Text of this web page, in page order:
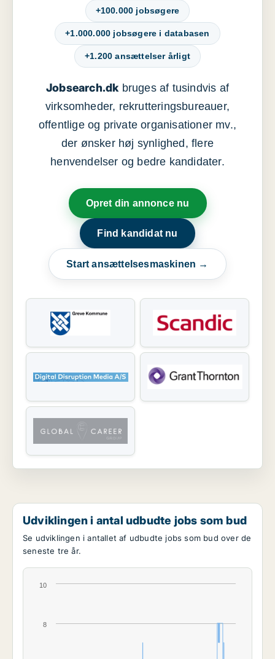
+100.000 jobsøgere
+1.000.000 jobsøgere i databasen
+1.200 ansættelser årligt
Jobsearch.dkbruges af tusindvis af
virksomheder, rekrutteringsbureauer,
offentlige og private organisationer mv.,
der ønsker høj synlighed, flere
henvendelser og bedre kandidater.
Opret din annonce nu
Find kandidat nu
Start ansættelsesmaskinen →
Udviklingen i antal udbudte jobs som bud
Se udviklingen i antallet af udbudte jobs som bud over de
seneste tre år.
8
10